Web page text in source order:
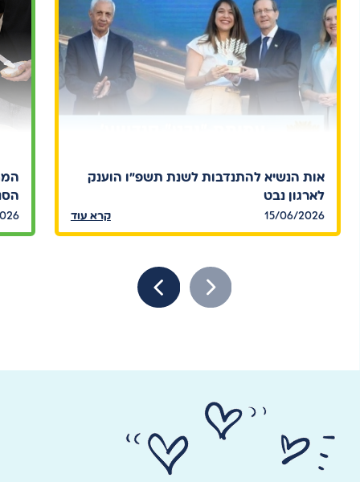
אות הנשיא להתנדבות לשנת תשפ"ו הוענק
לארגון נבט
15/06/2026 קרא עוד